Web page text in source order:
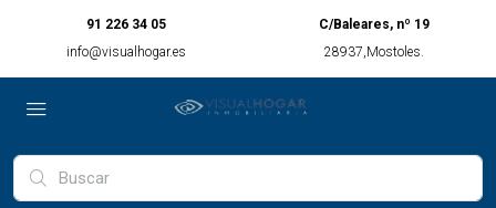
91 226 34 05
info@visualhogar.es
C/Baleares, nº 19
28937,Mostoles.